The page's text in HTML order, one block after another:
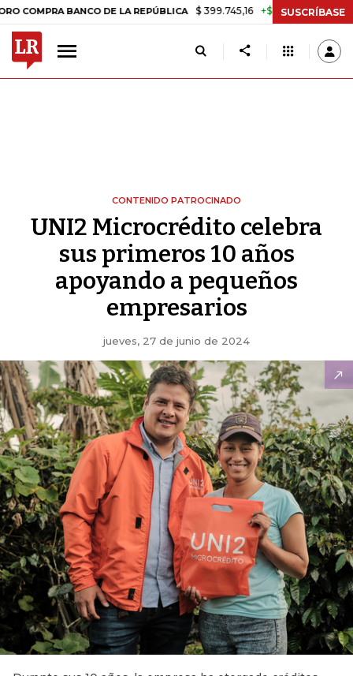
BANCO DE LA REPÚBLICA $ 399.745,16 +$ 2.295,71 +0,58%
SUSCRÍBASE
CONTENIDO PATROCINADO
UNI2 Microcrédito celebra
sus primeros 10 años
apoyando a pequeños
empresarios
jueves, 27 de junio de 2024